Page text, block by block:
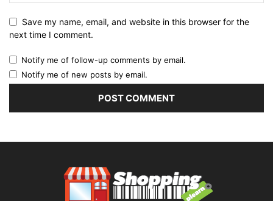
Save my name, email, and website in this browser for the
next time I comment.
Notify me of follow-up comments by email.
Notify me of new posts by email.